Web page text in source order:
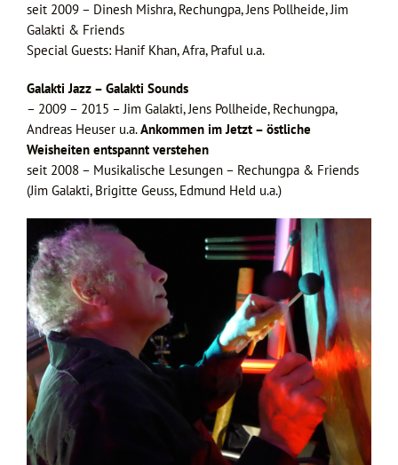
seit 2009 – Dinesh Mishra, Rechungpa, Jens Pollheide, Jim
Galakti & Friends
Special Guests: Hanif Khan, Afra, Praful u.a.
Galakti Jazz – Galakti Sounds
– 2009 – 2015 – Jim Galakti, Jens Pollheide, Rechungpa,
Andreas Heuser u.a.Ankommen im Jetzt – östliche
Weisheiten entspannt verstehen
seit 2008 – Musikalische Lesungen – Rechungpa & Friends
(Jim Galakti, Brigitte Geuss, Edmund Held u.a.)